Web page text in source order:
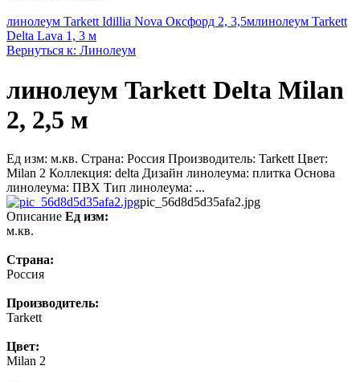
линолеум Tarkett Idillia Nova Оксфорд 2, 3,5млинолеум Tarkett
Delta Lava 1, 3 м
Вернуться к: Линолеум
линолеум Tarkett Delta Milan
2, 2,5 м
Ед изм: м.кв. Страна: Россия Производитель: Tarkett Цвет:
Milan 2 Коллекция: delta Дизайн линолеума: плитка Основа
линолеума: ПВХ Тип линолеума: ...
pic_56d8d5d35afa2.jpg
Описание Ед изм:
м.кв.
Страна:
Россия
Производитель:
Tarkett
Цвет:
Milan 2